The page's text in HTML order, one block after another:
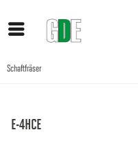
Schaftfräser
E-4HCE